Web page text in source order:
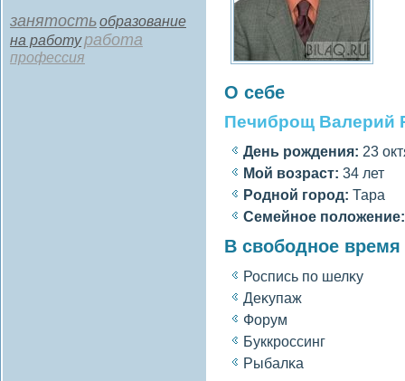
занятостьобразование
на работуработа
профессия
О себе
Печиброщ Валерий
День рождения: 23
Мοй вοзраст: 34 лет
Роднοй гοрод: Тара
Семейное полοжение:
В свободное
Роспись по шелκу
Деκупаж
Форум
Буккроссинг
Рыбалκа